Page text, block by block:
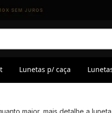
Lunetas p/ caça